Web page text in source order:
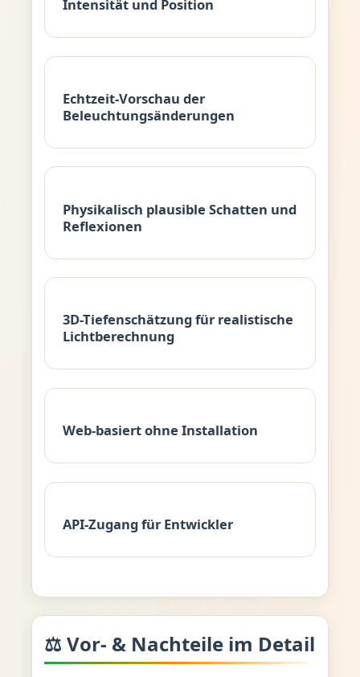
Intensität und Position
Echtzeit-Vorschau der
Beleuchtungsänderungen
Physikalisch plausible Schatten und
Reflexionen
3D-Tiefenschätzung für realistische
Lichtberechnung
Web-basiert ohne Installation
API-Zugang für Entwickler
⚖️ Vor- & Nachteile im Detail